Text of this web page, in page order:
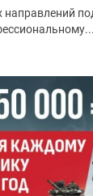
направлений